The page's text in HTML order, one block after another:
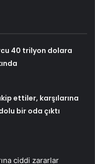
40 trilyon dolara
ettiler, karşılarına
bir oda çıktı
ciddi zararlar